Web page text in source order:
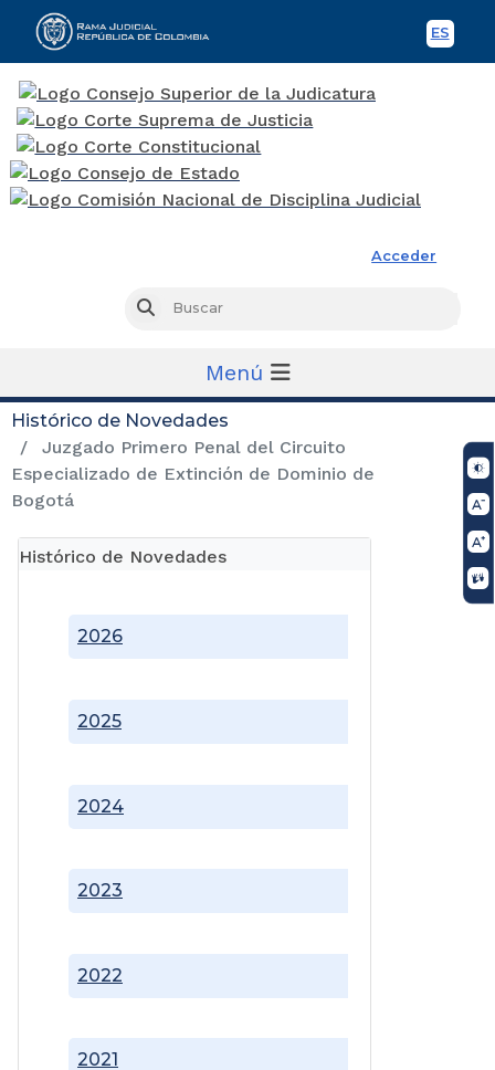
ES
Acceder
Buscar
Menú
Histórico de Novedades
Juzgado Primero Penal del Circuito
Especializado de Extinción de Dominio de
Bogotá
Histórico de Novedades
2021
2022
2023
2024
2025
2026